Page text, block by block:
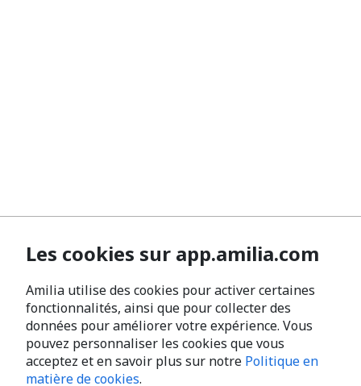
Les cookies sur app.amilia.com
Amilia utilise des cookies pour activer certaines
fonctionnalités, ainsi que pour collecter des
données pour améliorer votre expérience. Vous
pouvez personnaliser les cookies que vous
acceptez et en savoir plus sur notre Politique en
matière de cookies.